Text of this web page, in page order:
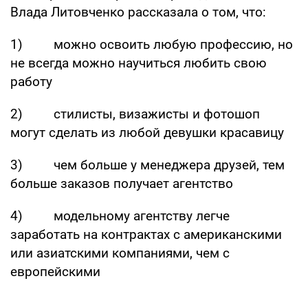
Влада Литовченко рассказала о том, что:
1) можно освоить любую профессию, но
не всегда можно научиться любить свою
работу
2) стилисты, визажисты и фотошоп
могут сделать из любой девушки красавицу
3) чем больше у менеджера друзей, тем
больше заказов получает агентство
4) модельному агентству легче
заработать на контрактах с американскими
или азиатскими компаниями, чем с
европейскими